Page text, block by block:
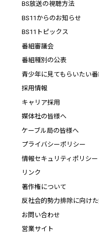
BS放送の視聴方法
BS11からのお知らせ
BS11トピックス
番組審議会
番組種別の公表
青少年に見てもらいたい番
採用情報
キャリア採用
媒体社の皆様へ
ケーブル局の皆様へ
プライバシーポリシー
情報セキュリティポリシー
リンク
著作権について
反社会的勢力排除に向け
お問い合わせ
営業サイト